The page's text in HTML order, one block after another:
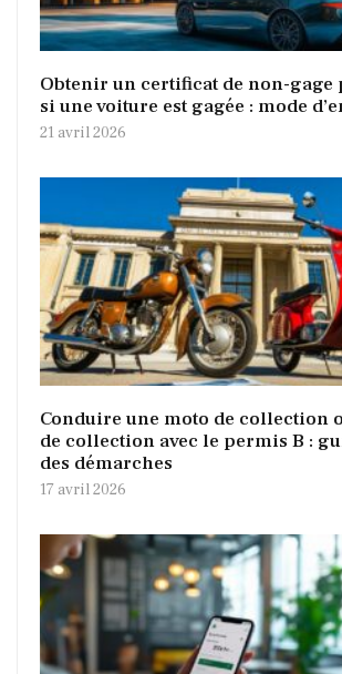
Obtenir un certificat de non-gage
si une voiture est gagée : mode
21 avril 2026
Conduire une moto de collection
de collection avec le permis B :
des démarches
17 avril 2026